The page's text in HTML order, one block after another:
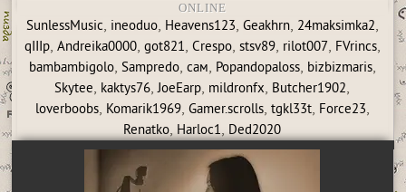
ONLINE
SunlessMusic, ineoduo, Heavens123, Geakhrn, 24maksimka2,
qIIIp, Andreika0000, got821, Crespo, stsv89, rilot007, FVrincs,
bambambigolo, Sampredo, сам, Popandopaloss, bizbizmaris,
Skytee, kaktys76,JoeEarp, mildronfx, Butcher1902,
loverboobs, Komarik1969, Gamer.scrolls, tgkl33t, Force23,
Renatko, Harloc1, Ded2020